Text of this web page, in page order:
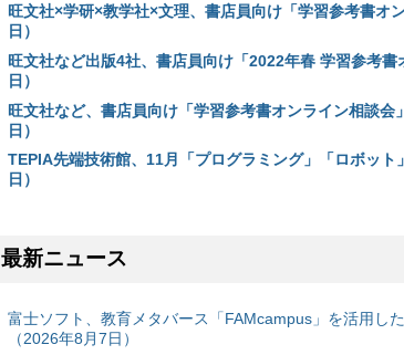
旺文社×学研×教学社×文理、書店員向け「学習参考書オ
日）
旺文社など出版4社、書店員向け「2022年春 学習参考
日）
旺文社など、書店員向け「学習参考書オンライン相談
日）
TEPIA先端技術館、11月「プログラミング」「ロボッ
日）
最新ニュース
富⼠ソフト、教育メタバース「FAMcampus」を活用し
（2026年8月7日）